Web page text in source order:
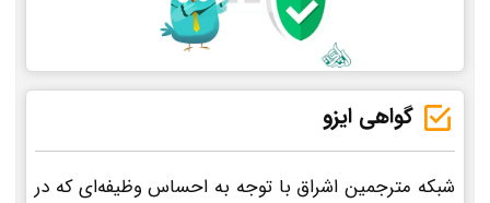
گواهی ایزو
شبکه مترجمین اشراق با توجه به احساس وظیفه‌ای که در